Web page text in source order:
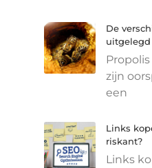
De
uitgelegd
zijn
een
Links
riskant?
Links